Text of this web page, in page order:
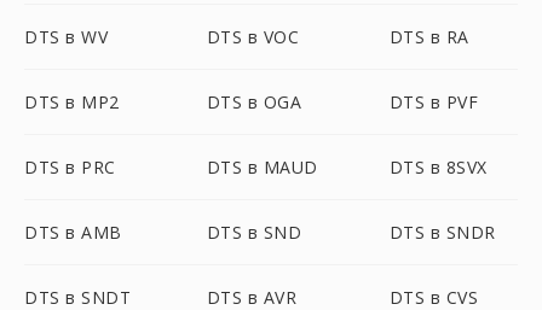
DTS в WV DTS в VOC DTS в RA
DTS в MP2 DTS в OGA DTS в PVF
DTS в PRC DTS в MAUD DTS в 8SVX
DTS в AMB DTS в SND DTS в SNDR
DTS в SNDT DTS в AVR DTS в CVS